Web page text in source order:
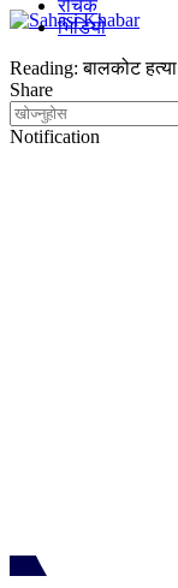
रोचक
भिडियो
Reading: बालकोट
Share
Notification